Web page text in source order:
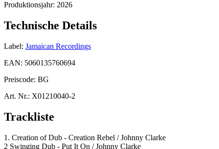
Produktionsjahr: 2026
Technische Details
Label: Jamaican Recordings
EAN: 5060135760694
Preiscode: BG
Art. Nr.: X01210040-2
Trackliste
1. Creation of Dub - Creation Rebel / Johnny Clarke
2 Swinging Dub - Put It On / Johnny Clarke